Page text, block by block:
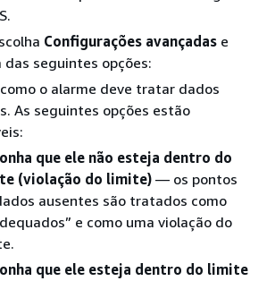
Configurações avançadas e
das seguintes opções:
o alarme deve tratar dados
As seguintes opções estão
que ele não esteja dentro do
(violação do limite) — os pontos
ausentes são tratados como
e como uma violação do
que ele esteja dentro do limite